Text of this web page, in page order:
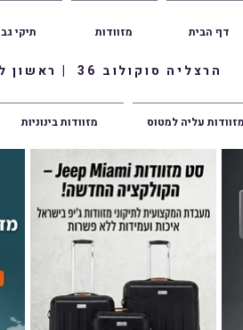
הרצליה סוקולוב 36 | ראשון לציון הרצל 47 | פתח תקווה אשכנזי 1
תיקי גב מזוודות דף הבית
מזוודות בינוניות מזוודות עליה למטוס